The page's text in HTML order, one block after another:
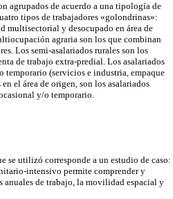
agrupados de acuerdo a una tipología de
tipos de trabajadores «golondrinas»:
multisectorial y desocupado en área de
agraria son los que combinan
Los semi-asalariados rurales son los
de trabajo extra-predial. Los asalariados
temporario (servicios e industria, empaque
el área de origen, son los asalariados
y/o temporario.
utilizó corresponde a un estudio de caso:
intensivo permite comprender y
anuales de trabajo, la movilidad espacial y